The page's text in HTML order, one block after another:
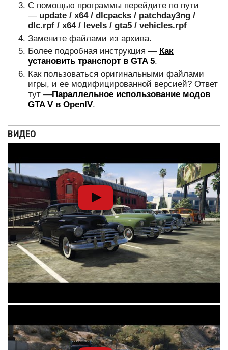
С помощью программы перейдите по пути
— update / x64 / dlcpacks / patchday3ng /
dlc.rpf / x64 / levels / gta5 / vehicles.rpf
Замените файлами из архива.
Более подробная инструкция — Как
установить транспорт в GTA 5.
Как пользоваться оригинальными файлами
игры, и ее модифицированной версией? Ответ
тут —Параллельное использование модов
GTA V в OpenIV.
ВИДЕО